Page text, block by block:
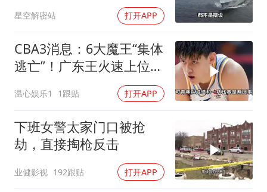
星空解密站 打开APP
CBA3消息：6大魔王“集体
逃亡”！广东王火速上位，
温心娱乐1 1跟贴 打开APP
下班女警太家门口被抢
劫，直接掏枪反击
业健影视 192跟贴 打开APP